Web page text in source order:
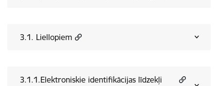
3.1. Liellopiem
3.1.1.Elektroniskie identifikācijas līdzekļi